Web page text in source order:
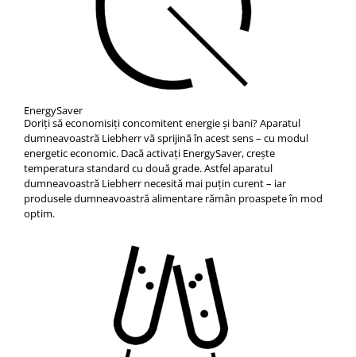
EnergySaver
Doriţi să economisiţi concomitent energie şi bani? Aparatul
dumneavoastră Liebherr vă sprijină în acest sens – cu modul
energetic economic. Dacă activaţi EnergySaver, creşte
temperatura standard cu două grade. Astfel aparatul
dumneavoastră Liebherr necesită mai puţin curent – iar
produsele dumneavoastră alimentare rămân proaspete în mod
optim.